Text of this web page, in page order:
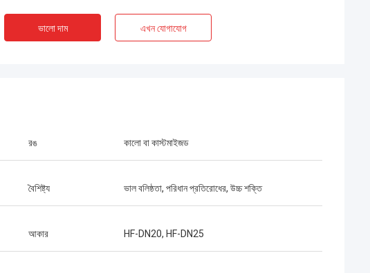
ভালো দাম এখন যোগাযোগ
রঙ কালো বা কাস্টমাইজড
বৈশিষ্ট্য ভাল বলিষ্ঠতা, পরিধান প্রতিরোধের, উচ্চ শক্তি
আকার HF-DN20, HF-DN25